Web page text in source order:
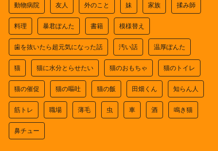
動物病院 友人 外のこと 妹 家族 揉み師
料理 暴君ぽんた 書籍 模様替え
歯を抜いたら超元気になった話 汚い話 温厚ぽんた
猫 猫に水分とらせたい 猫のおもちゃ 猫のトイレ
猫の催促 猫の嘔吐 猫の飯 田畑くん 知らん人
筋トレ 職場 薄毛 虫 車 酒 鳴き猫
鼻チュー